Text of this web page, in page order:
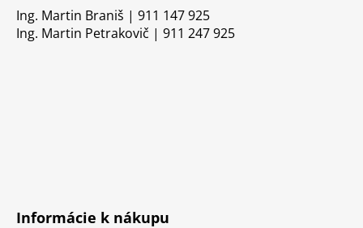
Ing. Martin Braniš | 911 147 925
Ing. Martin Petrakovič | 911 247 925
Informácie k nákupu